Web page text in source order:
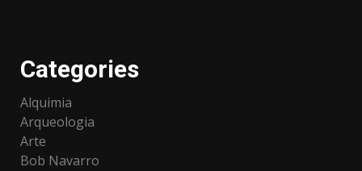
Categories
Alquimia
Arqueologia
Arte
Bob Navarro